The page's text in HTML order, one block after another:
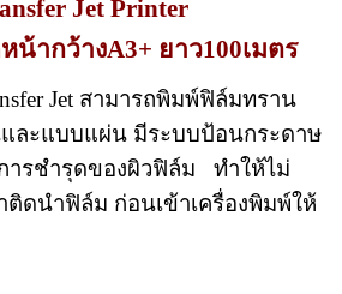
Jet Printer
ากว้างA3+ ยาว100เมตร
Jet สามารถพิมพ์ฟิล์มทราน
ละแบบแผ่น มีระบบป้อนกระดาษ
ารชำรุดของผิวฟิล์ม ทำให้ไม่
ติดนำฟิล์ม ก่อนเข้าเครื่องพิมพ์ให้